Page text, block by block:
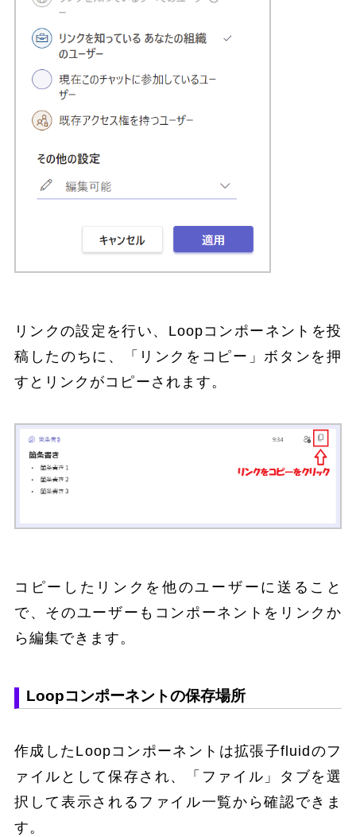
リンクの設定を行い、Loopコンポーネントを投
稿したのちに、「リンクをコピー」ボタンを押
すとリンクがコピーされます。
コピーしたリンクを他のユーザーに送ること
で、そのユーザーもコンポーネントをリンクか
ら編集できます。
Loopコンポーネントの保存場所
作成したLoopコンポーネントは拡張子fluidのフ
ァイルとして保存され、「ファイル」タブを選
択して表示されるファイル一覧から確認できま
す。